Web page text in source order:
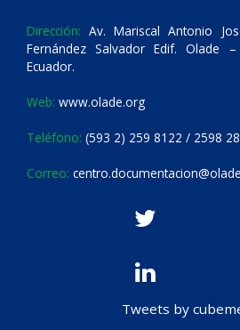
Dirección: Av. Mariscal Antonio
Fernández Salvador Edif. Olade
Ecuador.
Web: www.olade.org
Teléfono: (593 2) 259 8122 / 2598
Correo:
Tweets by